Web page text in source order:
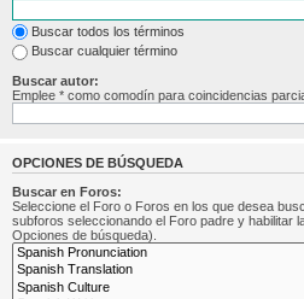
Buscar todos los términos
Buscar cualquier término
Buscar autor:
Emplee * como comodín para coincidencias
OPCIONES DE BÚSQUEDA
Buscar en Foros:
Seleccione el Foro o Foros en los que desea
subforos seleccionando el Foro padre y habilitar
Opciones de búsqueda).